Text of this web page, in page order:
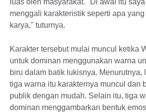
menggali karakteristik seperti apa
karya," tuturnya.
Karakter tersebut mulai muncul ketika
untuk dominan menggunakan warna
biru dalam batik lukisnya. Menurutnya,
tiga warna itu karakternya muncul dan
publik dengan mudah. Selain itu, tiga
dominan menggambarkan bentuk